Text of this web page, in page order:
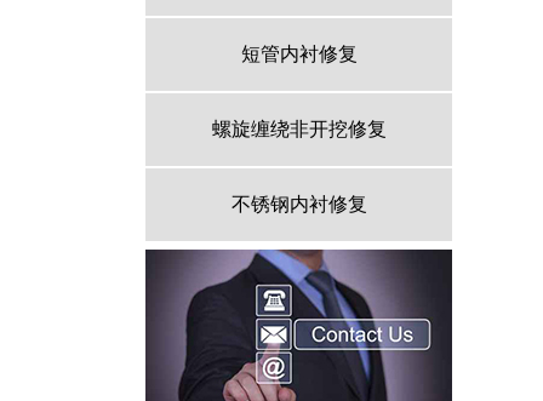
短管内衬修复
螺旋缠绕非开挖修复
不锈钢内衬修复